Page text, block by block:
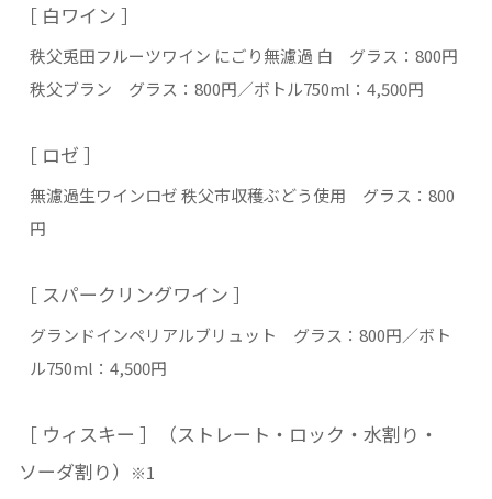
［ 白ワイン ］
秩父兎田フルーツワイン にごり無濾過 白 グラス：800円
秩父ブラン グラス：800円／ボトル750ml：4,500円
［ ロゼ ］
無濾過生ワインロゼ 秩父市収穫ぶどう使用 グラス：800
円
［ スパークリングワイン ］
グランドインペリアルブリュット グラス：800円／ボト
ル750ml：4,500円
［ ウィスキー ］（ストレート・ロック・水割り・
ソーダ割り）
※1